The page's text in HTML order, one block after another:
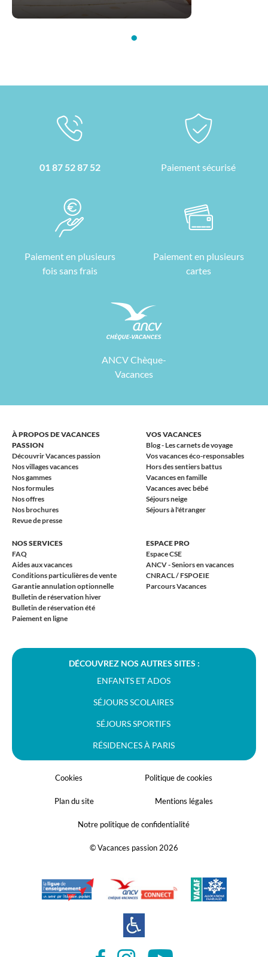
•
01 87 52 87 52 Paiement sécurisé
Paiement en plusieurs
fois sans frais
Paiement en plusieurs
cartes
ANCV Chèque-
Vacances
À PROPOS DE VACANCES
PASSION
Découvrir Vacances passion
Nos villages vacances
Nos gammes
Nos formules
Nos offres
Nos brochures
Revue de presse
VOS VACANCES
Blog - Les carnets de voyage
Vos vacances éco-responsables
Hors des sentiers battus
Vacances en famille
Vacances avec bébé
Séjours neige
Séjours à l'étranger
NOS SERVICES
FAQ
Aides aux vacances
Conditions particulières de vente
Garantie annulation optionnelle
Bulletin de réservation hiver
Bulletin de réservation été
Paiement en ligne
ESPACE PRO
Espace CSE
ANCV - Seniors en vacances
CNRACL / FSPOEIE
Parcours Vacances
DÉCOUVREZ NOS AUTRES SITES :
ENFANTS ET ADOS
SÉJOURS SCOLAIRES
SÉJOURS SPORTIFS
RÉSIDENCES À PARIS
Cookies Politique de cookies
Plan du site Mentions légales
Notre politique de confidentialité
© Vacances passion 2026